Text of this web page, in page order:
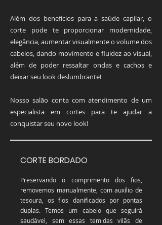
Além dos benefícios para a saúde capilar, o
corte pode te proporcionar modernidade,
elegância, aumentar visualmente o volume dos
cabelos, dando movimento e fluidez ao visual,
além de poder ressaltar ondas e cachos e
deixar seu look deslumbrante!
Nosso salão conta com atendimento de um
especialista em cortes para te ajudar a
conquistar seu novo look!
CORTE BORDADO
Preservando o comprimento dos fios,
removemos manualmente, com auxílio de
tesoura, os fios danificados por pontas
duplas. Temos um cabelo que seguirá
saudável, sem essas temidas vilãs de